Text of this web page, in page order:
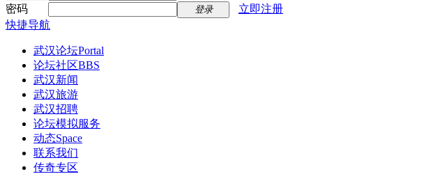
密码
登录
立即注册
快捷导航
武汉论坛Portal
论坛社区BBS
武汉新闻
武汉旅游
武汉招聘
论坛模拟服务
动态Space
联系我们
传奇专区